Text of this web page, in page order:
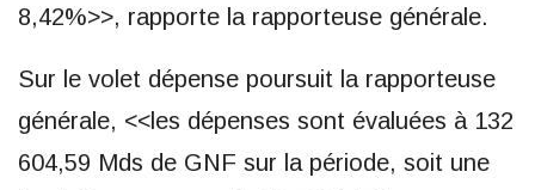
8,42%>>, rapporte la rapporteuse générale.
Sur le volet dépense poursuit la rapporteuse
générale, <<les dépenses sont évaluées à 132
604,59 Mds de GNF sur la période, soit une